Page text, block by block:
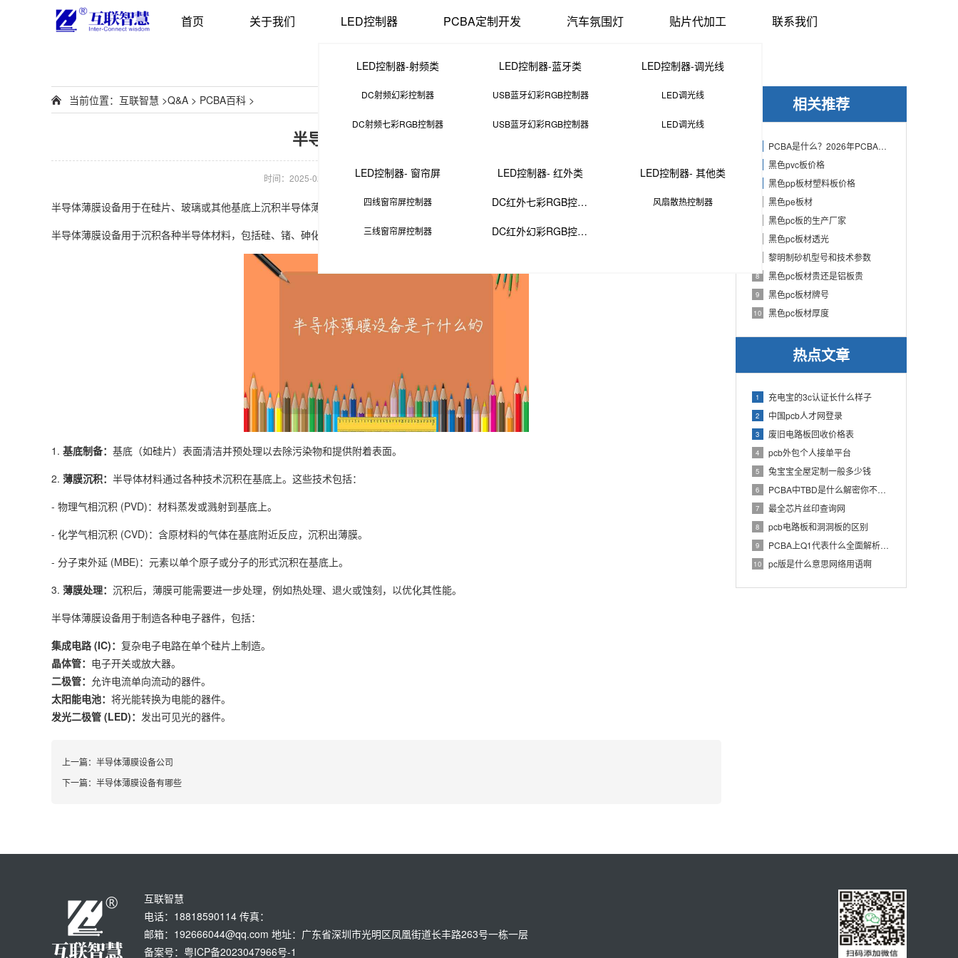
首页 关于我们 LED控制器
LED控制器-射频类
DC射频幻彩控制器
DC射频七彩RGB控制器
LED控制器-蓝牙类
USB蓝牙幻彩RGB控制器
USB蓝牙幻彩RGB控制器
LED控制器-调光线
LED调光线
LED调光线
LED控制器- 窗帘屏
四线窗帘屏控制器
三线窗帘屏控制器
LED控制器- 红外类
DC红外七彩RGB控制器
DC红外幻彩RGB控制器
LED控制器- 其他类
风扇散热控制器
PCBA定制开发 汽车氛围灯 贴片代加工 联系我们
相关推荐
PCBA是什么？2026年PCBA制造与代工指南：专业方案、流程与应用
黑色pvc板价格
黑色pp板材塑料板价格
黑色pe板材
黑色pc板的生产厂家
黑色pc板材透光
黎明制砂机型号和技术参数
8 黑色pc板材贵还是铝板贵
9 黑色pc板材牌号
10 黑色pc板材厚度
热点文章
1 充电宝的3c认证长什么样子
2 中国pcb人才网登录
3 废旧电路板回收价格表
4 pcb外包个人接单平台
5 兔宝宝全屋定制一般多少钱
6 PCBA中TBD是什么解密你不知道的电子行业术语
7 最全芯片丝印查询网
8 pcb电路板和洞洞板的区别
9 PCBA上Q1代表什么全面解析PCB电路板中Q1的作用
10 pc版是什么意思网络用语啊
当前位置： 互联智慧 >Q&A > PCBA百科 >
半导体薄膜设备是干什么的
时间：2025-02-27 11:50:00 来源：PCBA 次
半导体薄膜设备用于在硅片、玻璃或其他基底上沉积半导体薄膜。这些薄膜是构成各种电子器件的关键材料，例如晶体管、二极管和集成电路。
半导体薄膜设备用于沉积各种半导体材料，包括硅、锗、砷化镓和氮化镓。沉积过程通常涉及以下步骤：
1. 基底制备： 基底（如硅片）表面清洁并预处理以去除污染物和提供附着表面。
2. 薄膜沉积： 半导体材料通过各种技术沉积在基底上。这些技术包括：
- 物理气相沉积 (PVD)：材料蒸发或溅射到基底上。
- 化学气相沉积 (CVD)：含原材料的气体在基底附近反应，沉积出薄膜。
- 分子束外延 (MBE)：元素以单个原子或分子的形式沉积在基底上。
3. 薄膜处理： 沉积后，薄膜可能需要进一步处理，例如热处理、退火或蚀刻，以优化其性能。
半导体薄膜设备用于制造各种电子器件，包括：
集成电路 (IC)： 复杂电子电路在单个硅片上制造。
晶体管： 电子开关或放大器。
二极管： 允许电流单向流动的器件。
太阳能电池： 将光能转换为电能的器件。
发光二极管 (LED)： 发出可见光的器件。
上一篇： 半导体薄膜设备公司
下一篇： 半导体薄膜设备有哪些
互联智慧
电话：18818590114 传真：
邮箱：192666044@qq.com 地址：广东省深圳市光明区凤凰街道长丰路263号一栋一层
备案号：粤ICP备2023047966号-1